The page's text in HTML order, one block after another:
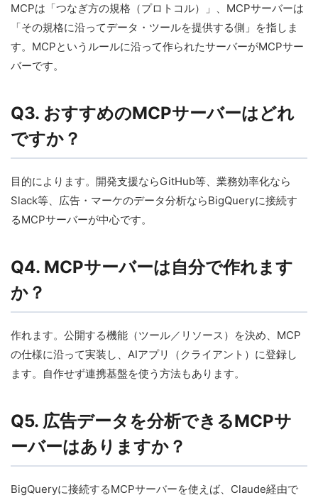
MCPは「つなぎ方の規格（プロトコル）」、MCPサーバーは
「その規格に沿ってデータ・ツールを提供する側」を指しま
す。MCPというルールに沿って作られたサーバーがMCPサー
バーです。
Q3. おすすめのMCPサーバーはどれ
ですか？
目的によります。開発支援ならGitHub等、業務効率化なら
Slack等、広告・マーケのデータ分析ならBigQueryに接続す
るMCPサーバーが中心です。
Q4. MCPサーバーは自分で作れます
か？
作れます。公開する機能（ツール／リソース）を決め、MCP
の仕様に沿って実装し、AIアプリ（クライアント）に登録し
ます。自作せず連携基盤を使う方法もあります。
Q5. 広告データを分析できるMCPサ
ーバーはありますか？
BigQueryに接続するMCPサーバーを使えば、Claude経由で